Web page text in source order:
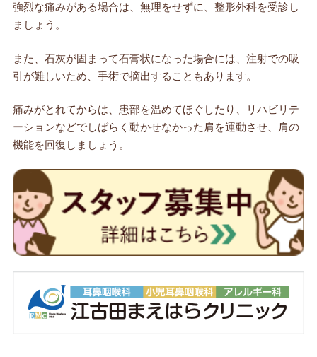
強烈な痛みがある場合は、無理をせずに、整形外科を受診し
ましょう。
また、石灰が固まって石膏状になった場合には、注射での吸
引が難しいため、手術で摘出することもあります。
痛みがとれてからは、患部を温めてほぐしたり、リハビリテ
ーションなどでしばらく動かせなかった肩を運動させ、肩の
機能を回復しましょう。